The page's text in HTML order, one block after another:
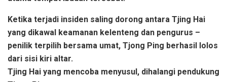
Ketika terjadi insiden saling dorong antara Tjing Hai
yang dikawal keamanan kelenteng dan pengurus –
penilik terpilih bersama umat, Tjong Ping berhasil lolos
dari sisi kiri altar.
Tjing Hai yang mencoba menyusul, dihalangi pendukung